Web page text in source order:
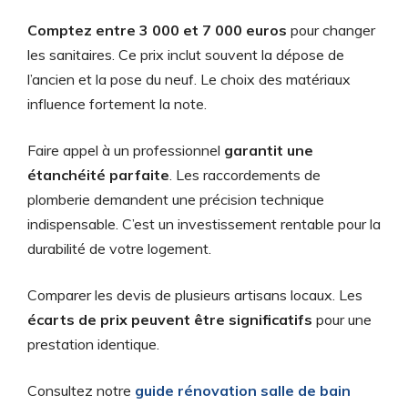
Comptez entre 3 000 et 7 000 euros pour changer
les sanitaires. Ce prix inclut souvent la dépose de
l’ancien et la pose du neuf. Le choix des matériaux
influence fortement la note.
Faire appel à un professionnel garantit une
étanchéité parfaite. Les raccordements de
plomberie demandent une précision technique
indispensable. C’est un investissement rentable pour la
durabilité de votre logement.
Comparer les devis de plusieurs artisans locaux. Les
écarts de prix peuvent être significatifs pour une
prestation identique.
Consultez notre guide rénovation salle de bain